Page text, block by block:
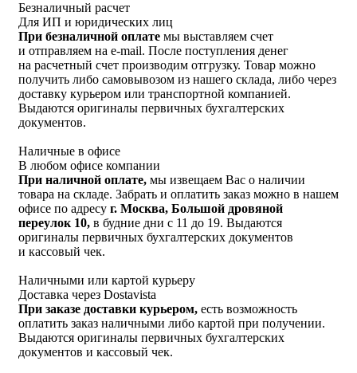
Безналичный расчет
Для ИП и юридических лиц
При безналичной оплате мы выставляем счет
и отправляем на e-mail. После поступления денег
на расчетный счет производим отгрузку. Товар можно
получить либо самовывозом из нашего склада, либо через
доставку курьером или транспортной компанией.
Выдаются оригиналы первичных бухгалтерских
документов.
Наличные в офисе
В любом офисе компании
При наличной оплате, мы извещаем Вас о наличии
товара на складе. Забрать и оплатить заказ можно в нашем
офисе по адресу г. Москва, Большой дровяной
переулок 10, в будние дни с 11 до 19. Выдаются
оригиналы первичных бухгалтерских документов
и кассовый чек.
Наличными или картой курьеру
Доставка через Dostavista
При заказе доставки курьером, есть возможность
оплатить заказ наличными либо картой при получении.
Выдаются оригиналы первичных бухгалтерских
документов и кассовый чек.